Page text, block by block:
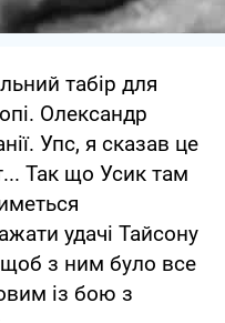
табір для
Олександр
Упс, я сказав це
Так що Усик там
удачі Тайсону
щоб з ним було все
із бою з